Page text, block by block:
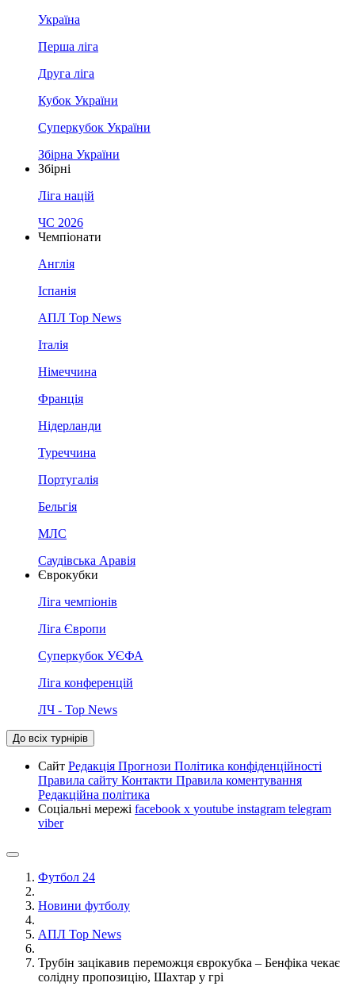
Україна
Перша ліга
Друга ліга
Кубок України
Суперкубок України
Збірна України
Збірні
Ліга націй
ЧС 2026
Чемпіонати
Англія
Іспанія
АПЛ Top News
Італія
Німеччина
Франція
Нідерланди
Туреччина
Португалія
Бельгія
МЛС
Саудівська Аравія
Єврокубки
Ліга чемпіонів
Ліга Європи
Суперкубок УЄФА
Ліга конференцій
ЛЧ - Top News
До всіх турнірів
Сайт Редакція Прогнози Політика конфіденційності
Правила сайту Контакти Правила коментування
Редакційна політика
Соціальні мережі facebook x youtube instagram telegram
viber
Футбол 24
Новини футболу
АПЛ Top News
Трубін зацікавив переможця єврокубка – Бенфіка чекає
солідну пропозицію, Шахтар у грі